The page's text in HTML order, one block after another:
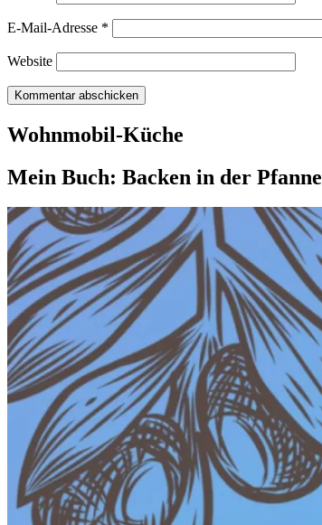
E-Mail-Adresse *
Website
Wohnmobil-Küche
Mein Buch: Backen in der Pfanne